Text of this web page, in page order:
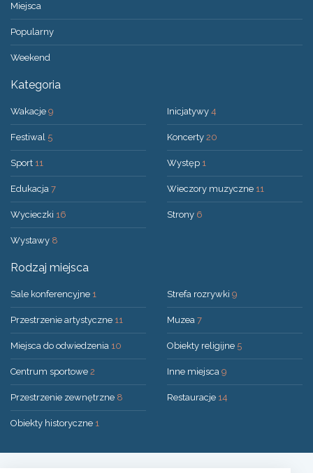
Miejsca
Popularny
Weekend
Kategoria
Wakacje 9
Festiwal 5
Sport 11
Edukacja 7
Wycieczki 16
Wystawy 8
Inicjatywy 4
Koncerty 20
Występ 1
Wieczory muzyczne 11
Strony 6
Rodzaj miejsca
Sale konferencyjne 1
Przestrzenie artystyczne 11
Miejsca do odwiedzenia 10
Centrum sportowe 2
Przestrzenie zewnętrzne 8
Obiekty historyczne 1
Strefa rozrywki 9
Muzea 7
Obiekty religijne 5
Inne miejsca 9
Restauracje 14